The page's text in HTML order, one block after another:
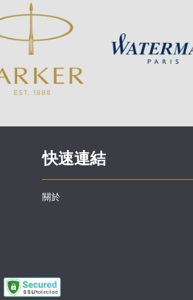
快速連結
關於